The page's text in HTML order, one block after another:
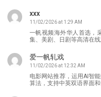
xxx
11/02/2026 at 1:29 AM
一帆视频海外华人首选，
集、美剧、日剧等高清在线
爱一帆轧戏
11/02/2026 at 12:32 AM
电影网站推荐，运用AI智
算法，支持中英双语界面和